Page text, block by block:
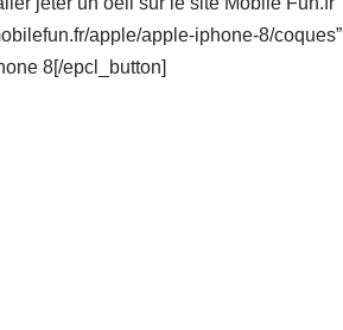
apple/apple-iphone-8/coques”
8[/epcl_button]